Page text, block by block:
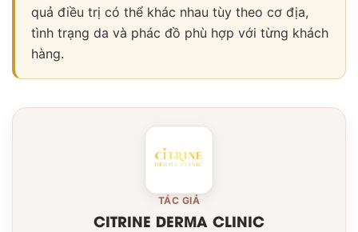
quả điều trị có thể khác nhau tùy theo cơ địa,
tình trạng da và phác đồ phù hợp với từng khách
hàng.
TÁC GIẢ
CITRINE DERMA CLINIC